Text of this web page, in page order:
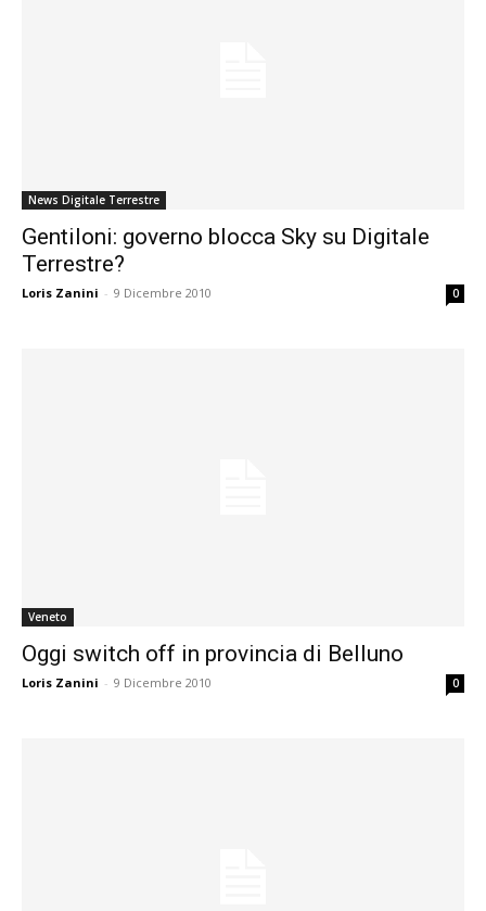
News Digitale Terrestre
Gentiloni: governo blocca Sky su Digitale
Terrestre?
Loris Zanini - 9 Dicembre 2010 0
Veneto
Oggi switch off in provincia di Belluno
Loris Zanini - 9 Dicembre 2010 0